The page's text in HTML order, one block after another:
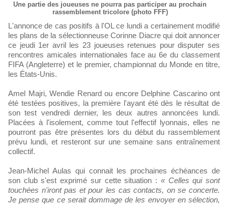
Une partie des joueuses ne pourra pas participer au prochain
rassemblement tricolore (photo FFF)
L'annonce de cas positifs à l'OL ce lundi a certainement modifié
les plans de la sélectionneuse Corinne Diacre qui doit annoncer
ce jeudi 1er avril les 23 joueuses retenues pour disputer ses
rencontres amicales internationales face au 6e du classement
FIFA (Angleterre) et le premier, championnat du Monde en titre,
les États-Unis.
Amel Majri, Wendie Renard ou encore Delphine Cascarino ont
été testées positives, la première l'ayant été dès le résultat de
son test vendredi dernier, les deux autres annoncées lundi.
Placées à l'isolement, comme tout l'effectif lyonnais, elles ne
pourront pas être présentes lors du début du rassemblement
prévu lundi, et resteront sur une semaine sans entraînement
collectif.
Jean-Michel Aulas qui connait les prochaines échéances de
son club s'est exprimé sur cette situation : « Celles qui sont
touchées n'iront pas et pour les cas contacts, on se concerte.
Je pense que ce serait dommage de les envoyer en sélection,